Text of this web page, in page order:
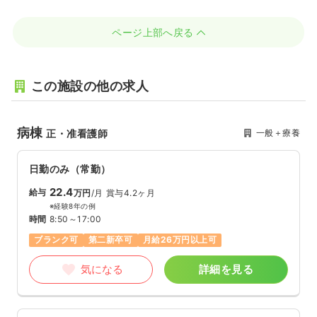
ページ上部へ戻る
この施設の他の求人
病棟正・准看護師 一般＋療養
日勤のみ（常勤）
給与 22.4万円/月 賞与4.2ヶ月
※経験8年の例
時間 8:50～17:00
ブランク可
第二新卒可 月給26万円以上可
気になる 詳細を見る